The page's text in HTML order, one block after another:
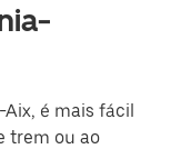
é mais fácil
trem ou ao